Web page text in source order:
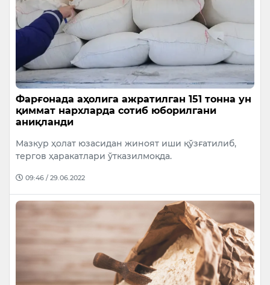
Фарғонада аҳолига ажратилган 151 тонна ун
қиммат нархларда сотиб юборилгани
аниқланди
Мазкур ҳолат юзасидан жиноят иши қўзғатилиб,
тергов ҳаракатлари ўтказилмоқда.
09:46 / 29.06.2022